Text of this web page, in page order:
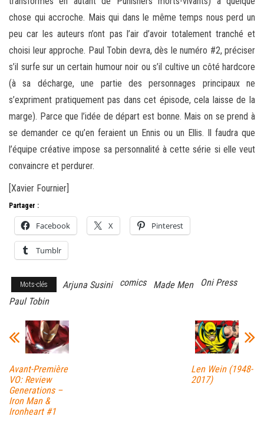
chose qui accroche. Mais qui dans le même temps nous perd un
peu car les auteurs n’ont pas l’air d’avoir totalement tranché et
choisi leur approche. Paul Tobin devra, dès le numéro #2, préciser
s’il surfe sur un certain humour noir ou s’il cultive un côté hardcore
(à sa décharge, une partie des personnages principaux ne
s’expriment pratiquement pas dans cet épisode, cela laisse de la
marge). Parce que l’idée de départ est bonne. Mais on se prend à
se demander ce qu’en feraient un Ennis ou un Ellis. Il faudra que
l’équipe créative impose sa personnalité à cette série si elle veut
convaincre et perdurer.
[Xavier Fournier]
Partager :
Facebook X Pinterest
Tumblr
Mots-clés Arjuna Susini comics Made Men
Oni Press
Paul Tobin
Avant-Première
VO: Review
Generations –
Iron Man &
Ironheart #1
Len Wein (1948-
2017)